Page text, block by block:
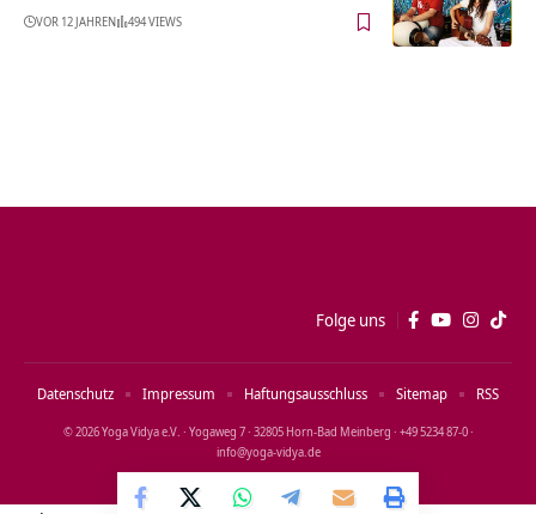
VOR 12 JAHREN 494 VIEWS
Folge uns
© 2026 Yoga Vidya e.V. · Yogaweg 7 · 32805 Horn‑Bad Meinberg · +49 5234 87‑0 ·
info@yoga‑vidya.de
Datenschutz Impressum Haftungsausschluss Sitemap RSS